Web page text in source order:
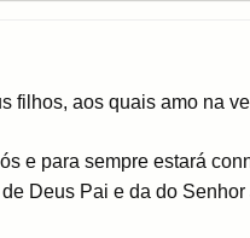
filhos, aos quais amo na
e para sempre estará
Deus Pai e da do